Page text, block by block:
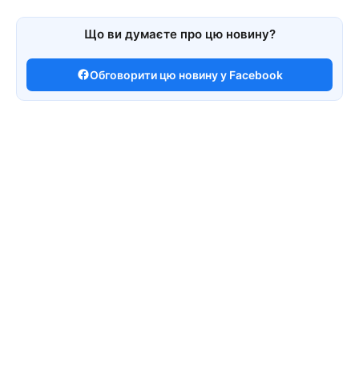
Що ви думаєте про цю новину?
Обговорити цю новину у Facebook